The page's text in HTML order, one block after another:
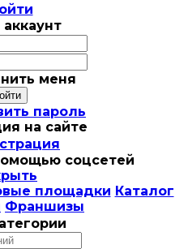
меня
пароль
на сайте
соцсетей
площадки Каталог
Франшизы